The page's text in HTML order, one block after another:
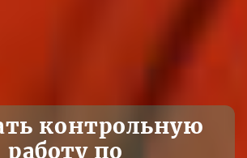
контрольную
работу по